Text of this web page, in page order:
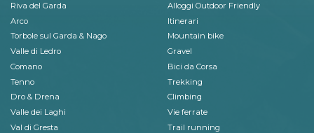
Riva del Garda
Arco
Torbole sul Garda & Nago
Valle di Ledro
Comano
Tenno
Dro & Drena
Valle dei Laghi
Val di Gresta
Alloggi Outdoor Friendly
Itinerari
Mountain bike
Gravel
Bici da Corsa
Trekking
Climbing
Vie ferrate
Trail running